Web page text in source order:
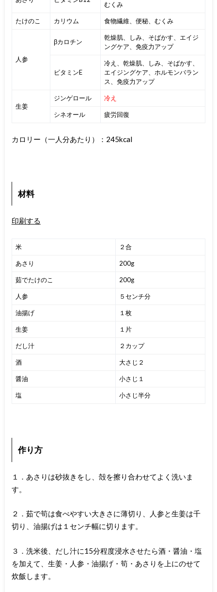
むくみ
たけのこ カリウム 食物繊維、便秘、むくみ
人参
βカロチン
乾燥肌、しみ、そばかす、エイジ
ングケア、免疫力アップ
ビタミンE
冷え、乾燥肌、しみ、そばかす、
エイジングケア、ホルモンバラン
ス、免疫力アップ
生姜
ジンゲロール 冷え
シネオール 疲労回復
カロリー（一人分あたり）：245kcal
材料
印刷する
米 ２合
あさり 200g
茹でたけのこ 200g
人参 ５センチ分
油揚げ １枚
生姜 １片
だし汁 ２カップ
酒 大さじ２
醤油 小さじ１
塩 小さじ半分
作り方
１．あさりは砂抜きをし、殻を擦り合わせてよく洗いま
す。
２．茹で筍は食べやすい大きさに薄切り、人参と生姜は千
切り、油揚げは１センチ幅に切ります。
３．洗米後、だし汁に15分程度浸水させたら酒・醤油・塩
を加えて、生姜・人参・油揚げ・筍・あさりを上にのせて
炊飯します。